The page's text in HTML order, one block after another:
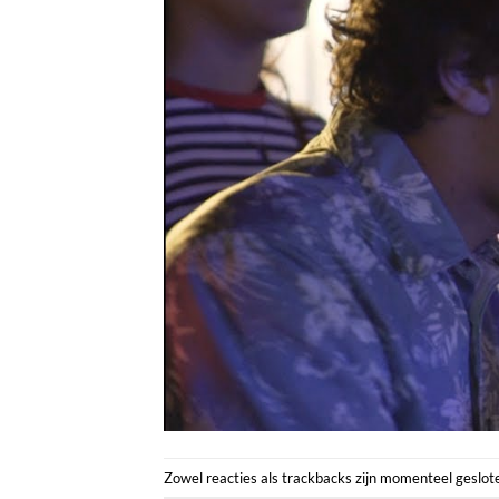
Zowel reacties als trackbacks zijn momenteel